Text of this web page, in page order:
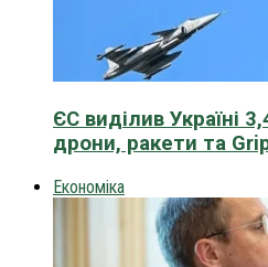
ЄС виділив Україні
дрони, ракети та
Економіка